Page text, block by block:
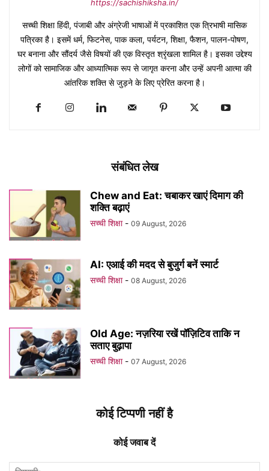
https://sachishiksha.in/
सच्ची शिक्षा हिंदी, पंजाबी और अंग्रेजी भाषाओं में प्रकाशित एक त्रिभाषी मासिक
पत्रिका है। इसमें धर्म, फिटनेस, पाक कला, पर्यटन, शिक्षा, फैशन, पालन-पोषण,
घर बनाना और सौंदर्य जैसे विषयों की एक विस्तृत श्रृंखला शामिल है। इसका उद्देश्य
लोगों को सामाजिक और आध्यात्मिक रूप से जागृत करना और उन्हें अपनी आत्मा की
आंतरिक शक्ति से जुड़ने के लिए प्रेरित करना है।
संबंधित लेख
Chew and Eat: चबाकर खाएं दिमाग की
शक्ति बढ़ाएं
सच्ची शिक्षा - 09 August, 2026
AI: एआई की मदद से बुजुर्ग बनें स्मार्ट
सच्ची शिक्षा - 08 August, 2026
Old Age: नज़रिया रखें पॉज़िटिव ताकि न
सताए बुढ़ापा
सच्ची शिक्षा - 07 August, 2026
कोई टिप्पणी नहीं है
कोई जवाब दें